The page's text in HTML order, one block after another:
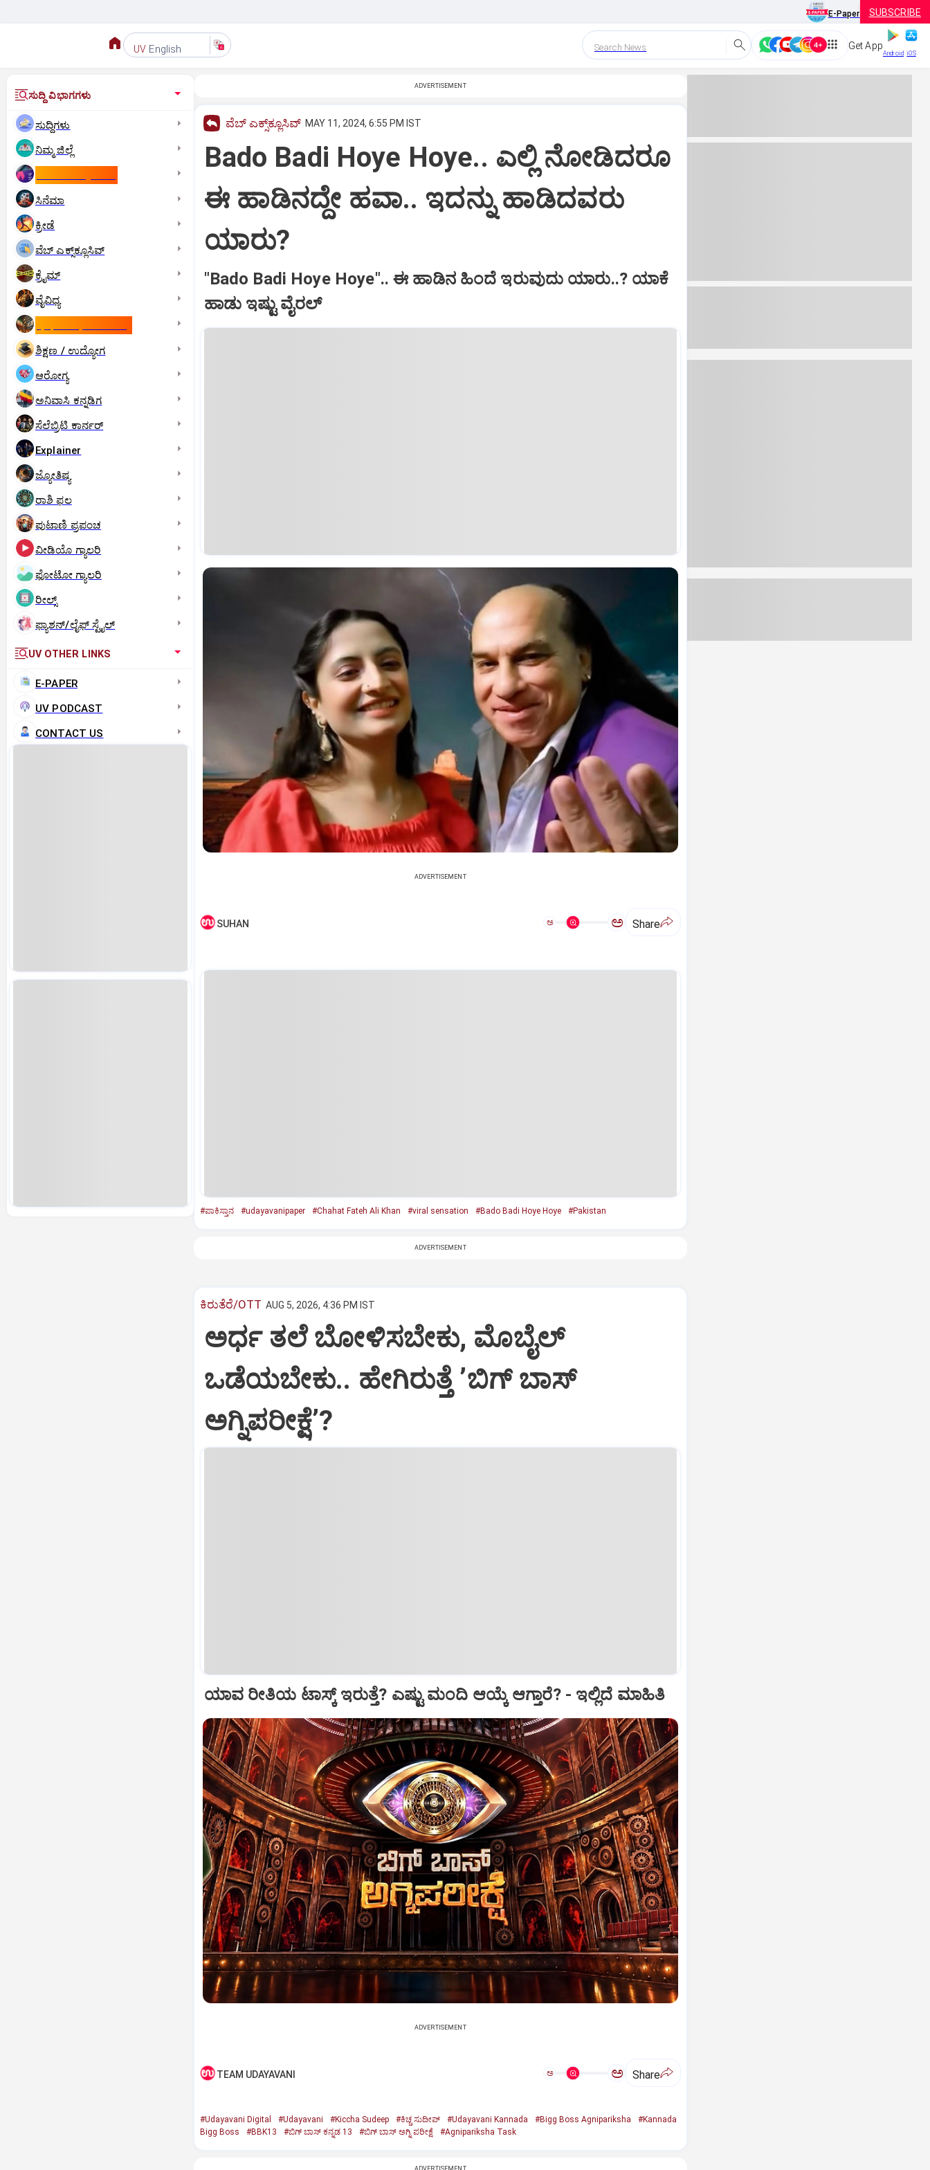
E-Paper SUBSCRIBE
UV English Search News Get App
Android iOS
ಸುದ್ದಿ ವಿಭಾಗಗಳು
ಸುದ್ದಿಗಳು
ನಿಮ್ಮ ಜಿಲ್ಲೆ
ಸಿನೆಮಾ
ಕ್ರೀಡೆ
ವೆಬ್ ಎಕ್ಸ್‌ಕ್ಲೂಸಿವ್
ಕ್ರೈಮ್
ವೈವಿಧ್ಯ
ಶಿಕ್ಷಣ / ಉದ್ಯೋಗ
ಆರೋಗ್ಯ
ಅನಿವಾಸಿ ಕನ್ನಡಿಗ
ಸೆಲೆಬ್ರಿಟಿ ಕಾರ್ನರ್‌
Explainer
ಜ್ಯೋತಿಷ್ಯ
ರಾಶಿ ಫಲ
ಪುಟಾಣಿ ಪ್ರಪಂಚ
ವೀಡಿಯೊ ಗ್ಯಾಲರಿ
ಫೋಟೋ ಗ್ಯಾಲರಿ
ರೀಲ್ಸ್
ಫ್ಯಾಶನ್/ಲೈಫ್‌ ಸ್ಟೈಲ್
UV OTHER LINKS
E-PAPER
UV PODCAST
CONTACT US
ADVERTISEMENT
ವೆಬ್ ಎಕ್ಸ್‌ಕ್ಲೂಸಿವ್ MAY 11, 2024, 6:55 PM IST
Bado Badi Hoye Hoye.. ಎಲ್ಲಿ ನೋಡಿದರೂ
ಈ ಹಾಡಿನದ್ದೇ ಹವಾ.. ಇದನ್ನು ಹಾಡಿದವರು
ಯಾರು?
"Bado Badi Hoye Hoye".. ಈ ಹಾಡಿನ ಹಿಂದೆ ಇರುವುದು ಯಾರು..? ಯಾಕೆ
ಹಾಡು ಇಷ್ಟು ವೈರಲ್
ADVERTISEMENT
SUHAN ಅ ಅ Share
#ಪಾಕಿಸ್ತಾನ #udayavanipaper #Chahat Fateh Ali Khan #viral sensation #Bado Badi Hoye Hoye #Pakistan
ADVERTISEMENT
ಕಿರುತೆರೆ/OTT AUG 5, 2026, 4:36 PM IST
ಅರ್ಧ ತಲೆ ಬೋಳಿಸಬೇಕು, ಮೊಬೈಲ್‌
ಒಡೆಯಬೇಕು.. ಹೇಗಿರುತ್ತೆ ‌ʼಬಿಗ್ ಬಾಸ್‌
ಅಗ್ನಿಪರೀಕ್ಷೆʼ?
ಯಾವ ರೀತಿಯ ಟಾಸ್ಕ್‌ ಇರುತ್ತೆ? ಎಷ್ಟು ಮಂದಿ ಆಯ್ಕೆ ಆಗ್ತಾರೆ? - ಇಲ್ಲಿದೆ ಮಾಹಿತಿ
ADVERTISEMENT
TEAM UDAYAVANI ಅ ಅ Share
#Udayavani Digital #Udayavani #Kiccha Sudeep #ಕಿಚ್ಚ ಸುದೀಪ್‌ #Udayavani Kannada #Bigg Boss Agnipariksha
#Kannada
Bigg Boss
#BBK13 #ಬಿಗ್‌ ಬಾಸ್‌ ಕನ್ನಡ 13 #ಬಿಗ್‌ ಬಾಸ್‌ ಅಗ್ನಿ ಪರೀಕ್ಷೆ #Agnipariksha Task
ADVERTISEMENT